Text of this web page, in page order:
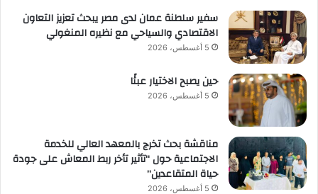
سفير سلطنة عمان لدى مصر يبحث تعزيز التعاون
الاقتصادي والسياحي مع نظيره المنغولي
5 أغسطس، 2026
حين يصبح الاختيار عبئًا
5 أغسطس، 2026
مناقشة بحث تخرج بالمعهد العالي للخدمة
الاجتماعية حول “تأثير تأخر ربط المعاش على جودة
حياة المتقاعدين”
5 أغسطس، 2026